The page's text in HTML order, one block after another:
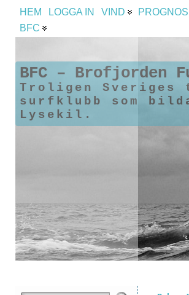
HEM LOGGA IN VIND PROGNOS
BFC
BFC – Brofjorden
Troligen Sveriges
surfklubb som
Lysekil.